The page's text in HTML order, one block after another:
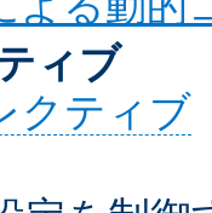
ィブ
クティブ